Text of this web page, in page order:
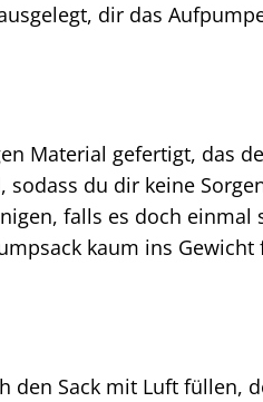
dir das
Material gefertigt, das
du dir keine
falls es doch einmal
kaum ins
den Sack mit Luft füllen,